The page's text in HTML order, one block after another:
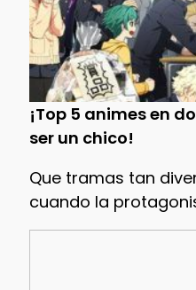
¡Top 5 animes en
ser un chico!
Que tramas tan
cuando la